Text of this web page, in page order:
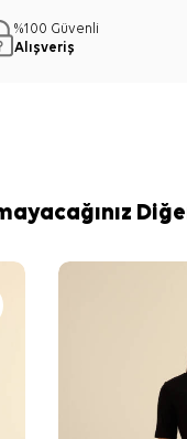
%100 Güvenli
Alışveriş